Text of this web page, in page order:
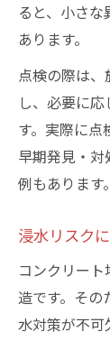
ると、小さ
あります。
点検の際は
し、必要に
す。実際に点
早期発見・
例もあります。
浸水リスク
コンクリー
造です。その
水対策が不可